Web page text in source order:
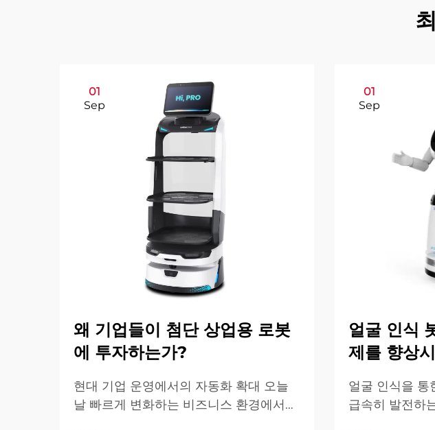
01
Sep
왜 기업들이 첨단 상업용 로봇
에 투자하는가?
현대 기업 운영에서의 자동화 확대 오늘
날 빠르게 변화하는 비즈니스 환경에서
01
Sep
얼굴 인식
제를 향상
얼굴 인식을 통
급속히 발전하